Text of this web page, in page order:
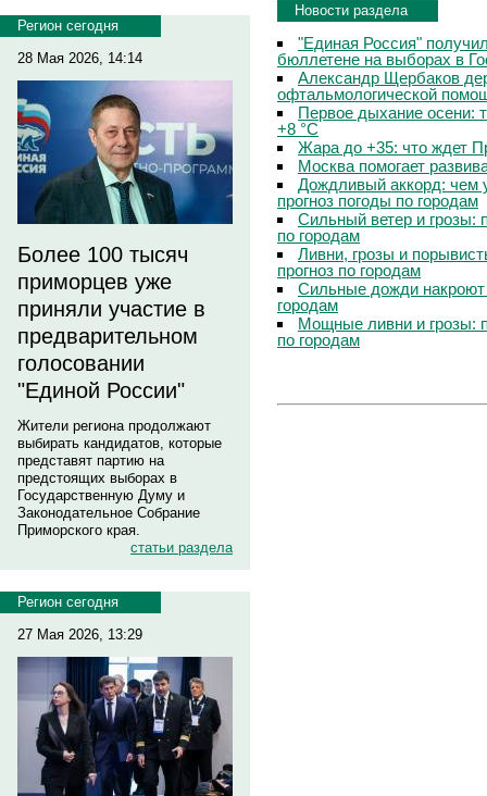
Регион сегодня
28 Мая 2026, 14:14
Более 100 тысяч
приморцев уже
приняли участие в
предварительном
голосовании
"Единой России"
Жители региона продолжают
выбирать кандидатов, которые
представят партию на
предстоящих выборах в
Государственную Думу и
Законодательное Собрание
Приморского края.
статьи раздела
Регион сегодня
27 Мая 2026, 13:29
Новости раздела
"Единая Россия"
бюллетене на выборах в
Александр Щербаков
офтальмологической
Первое дыхание осени:
+8 °C
Жара до +35: что ждет
Москва помогает
Дождливый аккорд: чем
прогноз погоды по городам
Сильный ветер и грозы:
по городам
Ливни, грозы и
прогноз по городам
Сильные дожди
городам
Мощные ливни и грозы:
по городам